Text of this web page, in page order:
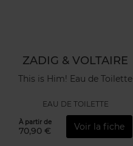
ZADIG & VOLTAIRE
This is Him! Eau de Toilette
EAU DE TOILETTE
À partir de
70,90 € Voir la fiche